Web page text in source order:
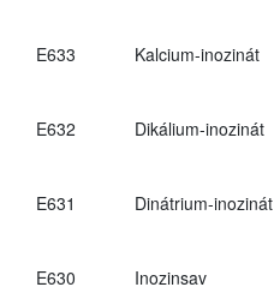
E633 Kalcium-inozinát
E632 Dikálium-inozinát
E631 Dinátrium-inozinát
E630 Inozinsav